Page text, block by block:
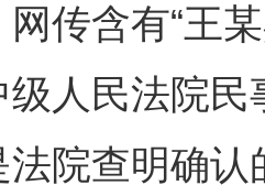
含有“王某
级人民法院
法院查明确